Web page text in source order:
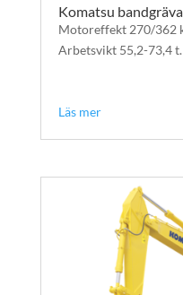
Komatsu
Motoreffekt 270/362
Arbetsvikt 55,2-73,4 t.
Läs mer